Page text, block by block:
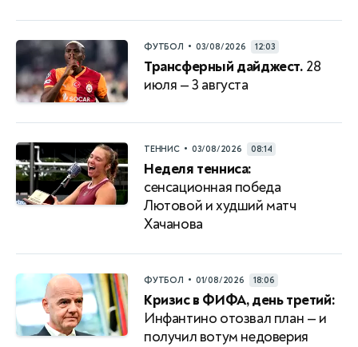
ФУТБОЛ • 03/08/2026 12:03
Трансферный дайджест. 28
июля — 3 августа
ТЕННИС • 03/08/2026 08:14
Неделя тенниса:
сенсационная победа
Лютовой и худший матч
Хачанова
ФУТБОЛ • 01/08/2026 18:06
Кризис в ФИФА, день третий:
Инфантино отозвал план — и
получил вотум недоверия